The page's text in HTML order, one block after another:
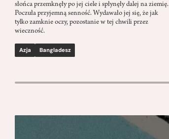
słońca przemknęły po jej ciele i spłynęły dalej na ziemię.
Poczuła przyjemną senność. Wydawało jej się, że jak
tylko zamknie oczy, pozostanie w tej chwili przez
wieczność.
Azja Bangladesz